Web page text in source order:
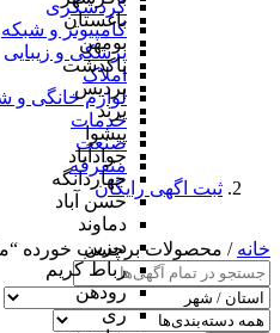
باغستان
بومهن
پاکدشت
پردیس
پرند
پیشوا
جوادآباد
چهاردانگه
حسن آباد
دماوند
دیزین
رباط کریم
رودهن
ری
گردشگری
کامپیوتر و شبکه
پزشکی و زیبایی
املاک
لوازم خانگی
خدمات
صنعت
متفرقه
ثبت اگهی رایگان
خانه / محصولات برچسب خورده